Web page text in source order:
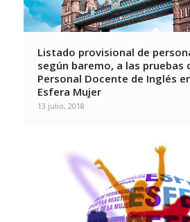
Listado provisional de
según baremo, a las pruebas
Personal Docente de Inglés
Esfera Mujer
13 julio, 2018